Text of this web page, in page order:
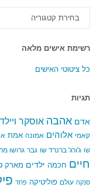
הקטגוריות
רשימת אישים מלאה
כל ציטוטי האישים
תגיות
אדם אהבה אוסקר ויילד
קאמי אלוהים אמונה אמת
שו ג'ורג' ברנרד שו גבר גרושו
חיים חכמה ילדים מארק
סנקה עולם פוליטיקה פחד